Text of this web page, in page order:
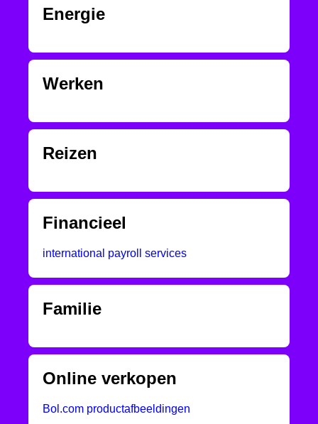
Energie
Werken
Reizen
Financieel
international payroll services
Familie
Online verkopen
Bol.com productafbeeldingen